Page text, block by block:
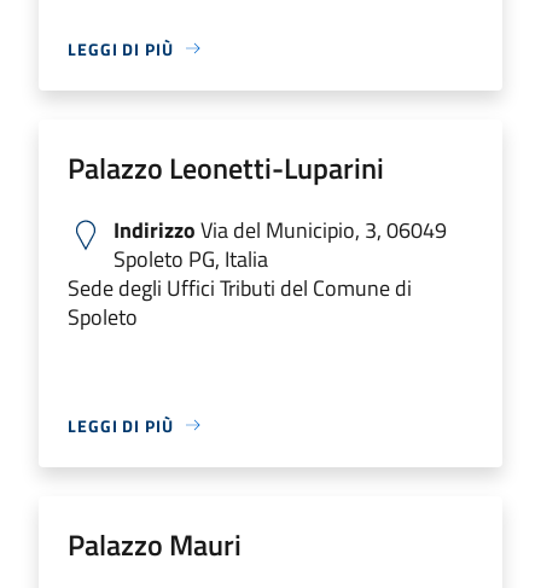
LEGGI DI PIÙ
Palazzo Leonetti-Luparini
IndirizzoVia del Municipio, 3, 06049
Spoleto PG, Italia
Sede degli Uffici Tributi del Comune di
Spoleto
LEGGI DI PIÙ
Palazzo Mauri